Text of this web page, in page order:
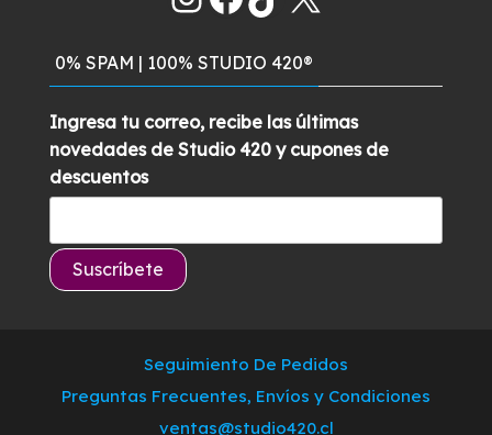
0% SPAM | 100% STUDIO 420®
Ingresa tu correo, recibe las últimas
novedades de Studio 420 y cupones de
descuentos
Seguimiento De Pedidos
Preguntas Frecuentes, Envíos y Condiciones
ventas@studio420.cl